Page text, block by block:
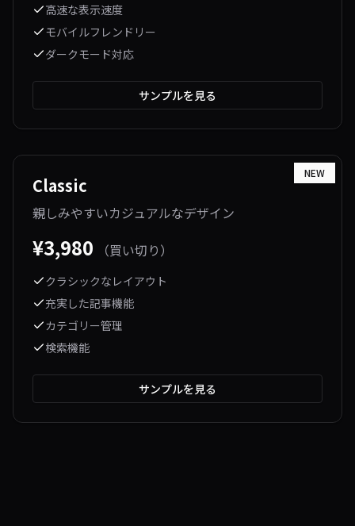
高速な表示速度
モバイルフレンドリー
ダークモード対応
サンプルを見る
NEW
Classic
親しみやすいカジュアルなデザイン
¥3,980 （買い切り）
クラシックなレイアウト
充実した記事機能
カテゴリー管理
検索機能
サンプルを見る